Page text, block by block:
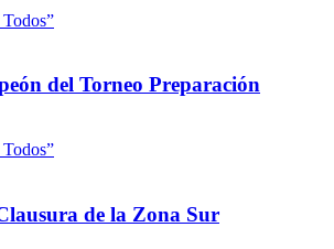
del Torneo Preparación
de la Zona Sur